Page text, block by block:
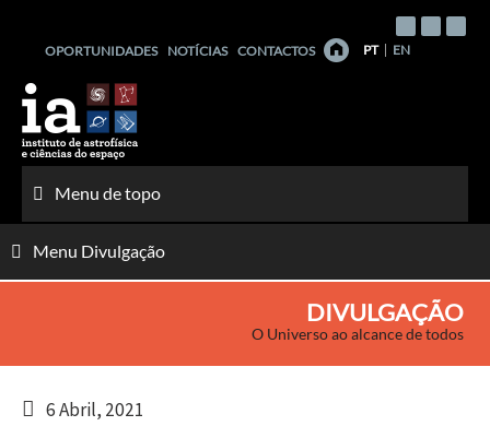
conteúdo
OPORTUNIDADES NOTÍCIAS CONTACTOS PT EN
Menu de topo
Menu Divulgação
DIVULGAÇÃO
O Universo ao alcance de todos
6 Abril, 2021